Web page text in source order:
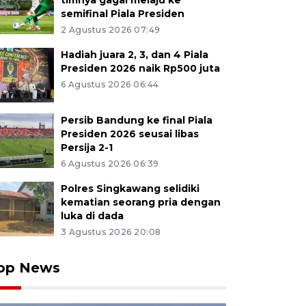
semifinal Piala Presiden
2 Agustus 2026 07:49
Hadiah juara 2, 3, dan 4 Piala
Presiden 2026 naik Rp500 juta
6 Agustus 2026 06:44
Persib Bandung ke final Piala
Presiden 2026 seusai libas
Persija 2-1
6 Agustus 2026 06:39
Polres Singkawang selidiki
kematian seorang pria dengan
luka di dada
3 Agustus 2026 20:08
News